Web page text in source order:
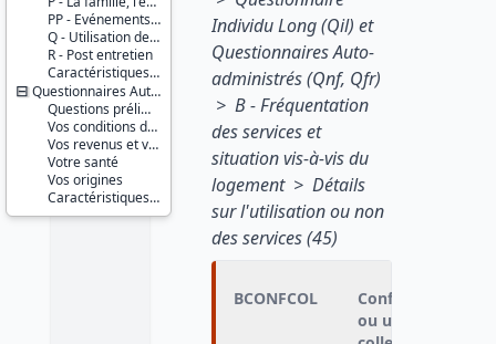
PP - Evénements de la vie
Q - Utilisation des services, recours aux aides
R - Post entretien
Caractéristiques d'enquête
Questionnaires Auto-administré (Qnf, Qfr)
Questions préliminaires
Vos conditions de vie actuelles
Vos revenus et votre profession
Votre santé
Vos origines
Caractéristiques d'enquête
Individu Long (Qil) et
Questionnaires Auto-
administrés (Qnf, Qfr)
> B - Fréquentation
des services et
situation vis-à-vis du
logement > Détails
sur l'utilisation ou non
des services (45)
BCONFCOL
Confirme avoir
ou une chambre